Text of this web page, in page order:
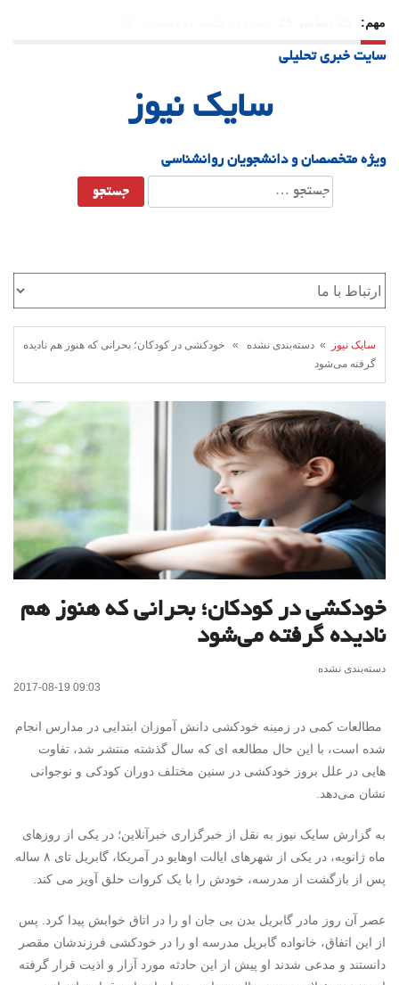
مهم:
21 دسامبر 25
سایت خبری تحلیلی
سایک نیوز
ویژه متخصصان و دانشجویان روانشناسی
جستجو
برای:
سایک نیوز
» دسته‌بندی نشده » خودکشی در کودکان؛ بحرانی که هنوز هم نادیده
گرفته می‌شود
خودکشی در کودکان؛ بحرانی که هنوز هم
نادیده گرفته می‌شود
دسته‌بندی نشده
2017-08-19 09:03
مطالعات کمی در زمینه خودکشی دانش آموزان ابتدایی در مدارس انجام
شده است، با این حال مطالعه ای که سال گذشته منتشر شد، تفاوت
هایی در علل بروز خودکشی در سنین مختلف دوران کودکی و نوجوانی
نشان می‌دهد.
به گزارش سایک نیوز به نقل از خبرگزاری خبرآنلاین؛ در یکی از روزهای
ماه ژانویه، در یکی از شهرهای ایالت اوهایو در آمریکا، گابریل تای ۸ ساله
پس از بازگشت از مدرسه، خودش را با یک کروات حلق آویز می کند.
عصر آن روز مادر گابریل بدن بی جان او را در اتاق خوابش پیدا کرد. پس
از این اتفاق، خانواده گابریل مدرسه او را در خودکشی فرزندشان مقصر
دانستند و مدعی شدند او پیش از این حادثه مورد آزار و اذیت قرار گرفته